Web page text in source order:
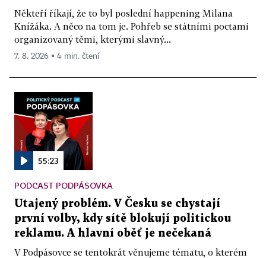
Někteří říkají, že to byl poslední happening Milana
Knížáka. A něco na tom je. Pohřeb se státními poctami
organizovaný těmi, kterými slavný...
7. 8. 2026 ▪ 4 min. čtení
55:23
PODCAST PODPÁSOVKA
Utajený problém. V Česku se chystají
první volby, kdy sítě blokují politickou
reklamu. A hlavní oběť je nečekaná
V Podpásovce se tentokrát věnujeme tématu, o kterém